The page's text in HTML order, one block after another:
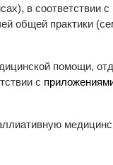
в соответствии с
общей практики
помощи,
с